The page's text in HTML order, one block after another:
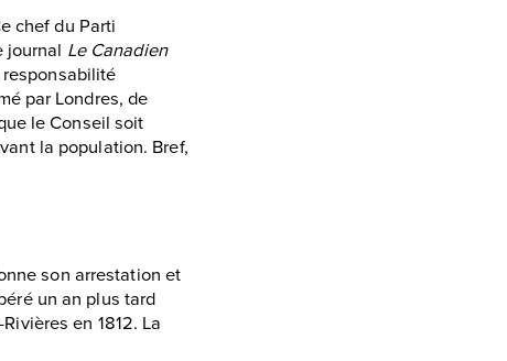
chef du Parti
journal Le Canadien
par Londres, de
le Conseil soit
la population. Bref,
son arrestation et
un an plus tard
en 1812. La